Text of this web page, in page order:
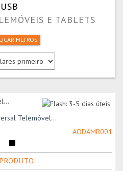
E TABLETS
FILTROS
Telemóvel...
AODAMB001